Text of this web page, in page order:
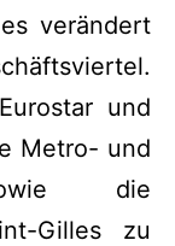
verändert
und
Metro- und
die
Gilles zu